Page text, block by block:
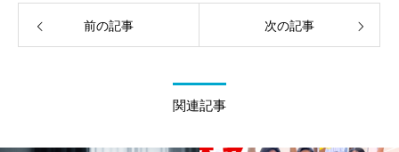
前の記事 次の記事
関連記事